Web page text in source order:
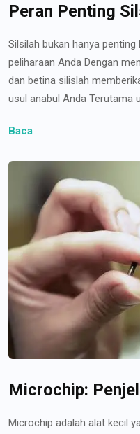
Peran Penting
Silsilah bukan hanya
peliharaan Anda Dengan
dan betina silislah
usul anabul Anda Terutama
Baca
Microchip:
Microchip adalah alat kecil